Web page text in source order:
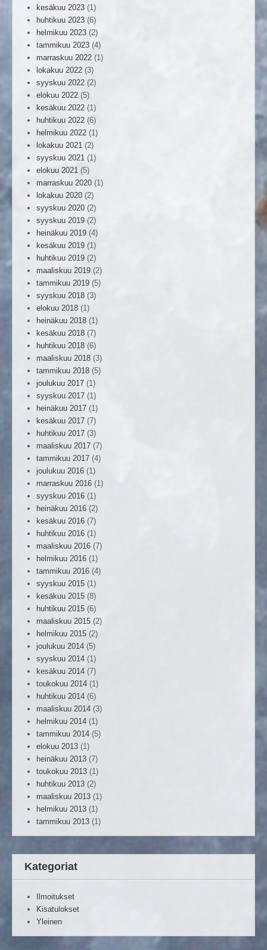
kesäkuu 2023 (1)
huhtikuu 2023 (6)
helmikuu 2023 (2)
tammikuu 2023 (4)
marraskuu 2022 (1)
lokakuu 2022 (3)
syyskuu 2022 (2)
elokuu 2022 (5)
kesäkuu 2022 (1)
huhtikuu 2022 (6)
helmikuu 2022 (1)
lokakuu 2021 (2)
syyskuu 2021 (1)
elokuu 2021 (5)
marraskuu 2020 (1)
lokakuu 2020 (2)
syyskuu 2020 (2)
syyskuu 2019 (2)
heinäkuu 2019 (4)
kesäkuu 2019 (1)
huhtikuu 2019 (2)
maaliskuu 2019 (2)
tammikuu 2019 (5)
syyskuu 2018 (3)
elokuu 2018 (1)
heinäkuu 2018 (1)
kesäkuu 2018 (7)
huhtikuu 2018 (6)
maaliskuu 2018 (3)
tammikuu 2018 (5)
joulukuu 2017 (1)
syyskuu 2017 (1)
heinäkuu 2017 (1)
kesäkuu 2017 (7)
huhtikuu 2017 (3)
maaliskuu 2017 (7)
tammikuu 2017 (4)
joulukuu 2016 (1)
marraskuu 2016 (1)
syyskuu 2016 (1)
heinäkuu 2016 (2)
kesäkuu 2016 (7)
huhtikuu 2016 (1)
maaliskuu 2016 (7)
helmikuu 2016 (1)
tammikuu 2016 (4)
syyskuu 2015 (1)
kesäkuu 2015 (8)
huhtikuu 2015 (6)
maaliskuu 2015 (2)
helmikuu 2015 (2)
joulukuu 2014 (5)
syyskuu 2014 (1)
kesäkuu 2014 (7)
toukokuu 2014 (1)
huhtikuu 2014 (6)
maaliskuu 2014 (3)
helmikuu 2014 (1)
tammikuu 2014 (5)
elokuu 2013 (1)
heinäkuu 2013 (7)
toukokuu 2013 (1)
huhtikuu 2013 (2)
maaliskuu 2013 (1)
helmikuu 2013 (1)
tammikuu 2013 (1)
Kategoriat
Ilmoitukset
Kisatulokset
Yleinen